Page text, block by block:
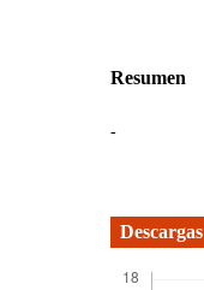
Resumen
-
Descargas